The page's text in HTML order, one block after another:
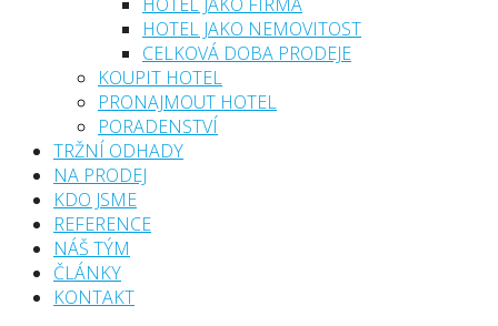
HOTEL JAKO NEMOVITOST
CELKOVÁ DOBA PRODEJE
KOUPIT HOTEL
PRONAJMOUT HOTEL
PORADENSTVÍ
TRŽNÍ ODHADY
NA PRODEJ
KDO JSME
REFERENCE
NÁŠ TÝM
ČLÁNKY
KONTAKT